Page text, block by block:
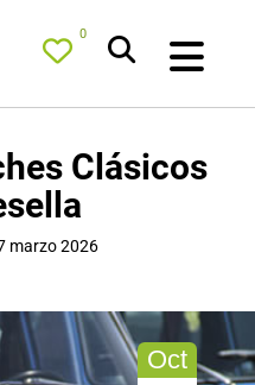
0
Clásicos
marzo 2026
Oct